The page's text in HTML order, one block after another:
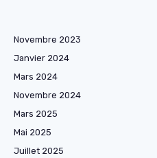
Novembre 2023
Janvier 2024
Mars 2024
Novembre 2024
Mars 2025
Mai 2025
Juillet 2025